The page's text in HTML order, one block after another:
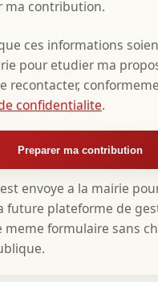
ma contribution.
ces informations
pour etudier ma
recontacter,
confidentialite.
Preparer ma contribution
envoye a la mairie
future plateforme de
meme formulaire sans